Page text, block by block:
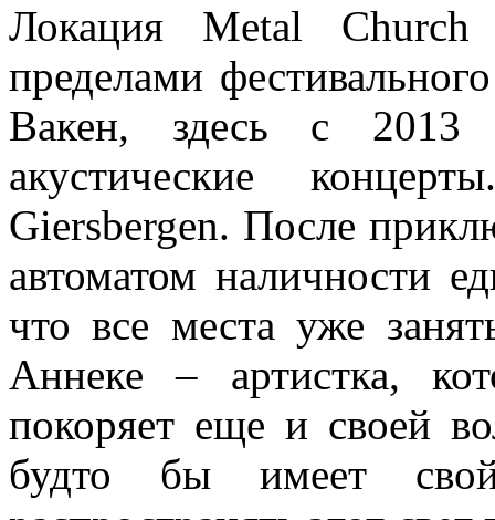
Локация Metal
пределами
Вакен, здесь с 2013
акустические
Giersbergen. После
автоматом наличности
что все места уже
Аннеке – артистка,
покоряет еще и своей
будто бы имеет